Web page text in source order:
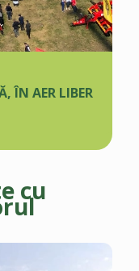
ÎN AER LIBER
cu